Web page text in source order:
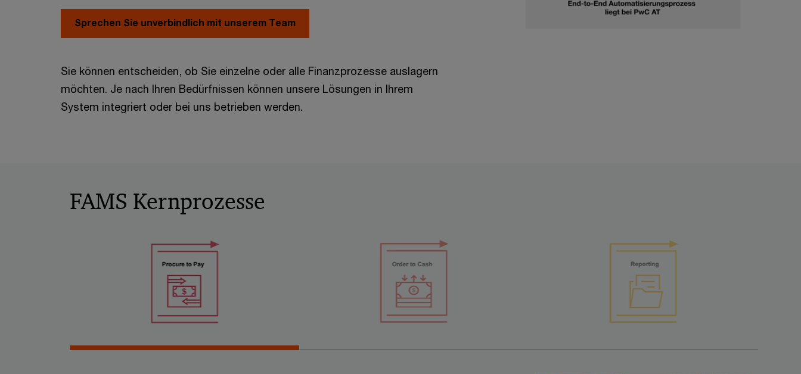
Sprechen Sie unverbindlich mit unserem Team
Sie können entscheiden, ob Sie einzelne oder alle Finanzprozesse auslagern
möchten. Je nach Ihren Bedürfnissen können unsere Lösungen in Ihrem
System integriert oder bei uns betrieben werden.
FAMS Kernprozesse